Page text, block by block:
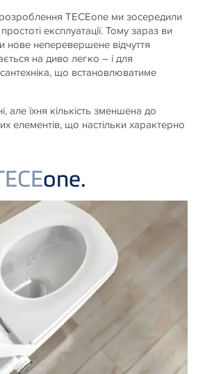
TECEone ми зосередили
експлуатації. Тому зараз ви
нове неперевершене відчуття
на диво легко – і для
що встановлюватиме
але їхня кількість зменшена до
елементів, що настільки характерно
one.